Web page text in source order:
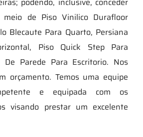
meio de Piso Vinilico Durafloor
Blecaute Para Quarto, Persiana
Piso Quick Step Para
De Parede Para Escritorio. Nos
orçamento. Temos uma equipe
e equipada com os
visando prestar um excelente